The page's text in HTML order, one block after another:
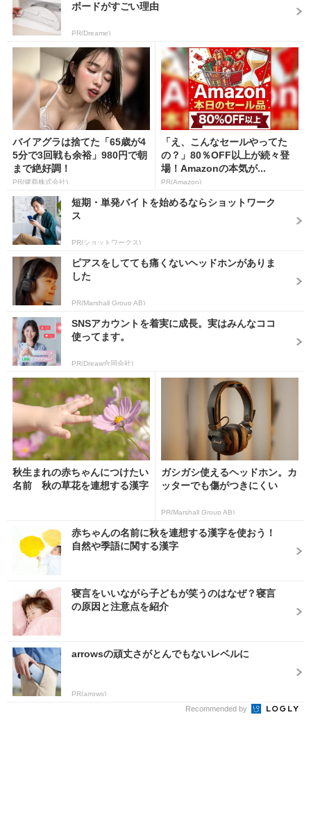
ボードがすごい理由
PR(Dreame)
バイアグラは捨てた「65歳が4
5分で3回戦も余裕」980円で朝
まで絶好調！
PR(健商株式会社)
「え、こんなセールやってた
の？」80％OFF以上が続々登
場！Amazonの本気が...
PR(Amazon)
短期・単発バイトを始めるならショットワーク
ス
PR(ショットワークス)
ピアスをしてても痛くないヘッドホンがありま
した
PR(Marshall Group AB)
SNSアカウントを着実に成長。実はみんなココ
使ってます。
PR(Dreaw合同会社)
秋生まれの赤ちゃんにつけたい
名前 秋の草花を連想する漢字
ガシガシ使えるヘッドホン。カ
ッターでも傷がつきにくい
PR(Marshall Group AB)
赤ちゃんの名前に秋を連想する漢字を使おう！
自然や季語に関する漢字
寝言をいいながら子どもが笑うのはなぜ？寝言
の原因と注意点を紹介
arrowsの頑丈さがとんでもないレベルに
PR(arrows)
Recommended by